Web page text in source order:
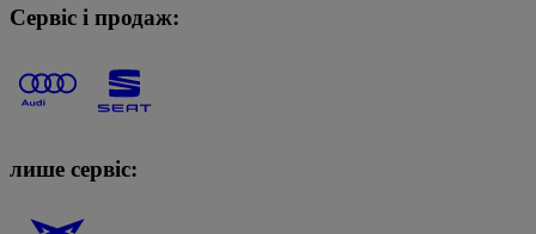
Сервіс і продаж:
лише сервіс: